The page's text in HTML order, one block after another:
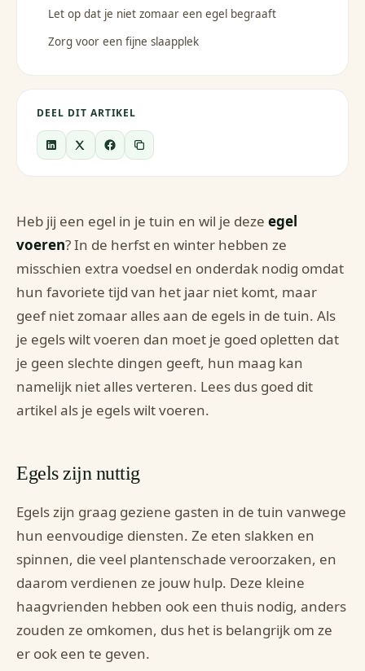
Let op dat je niet zomaar een egel begraaft
Zorg voor een fijne slaapplek
DEEL DIT ARTIKEL
Heb jij een egel in je tuin en wil je deze egel
voeren? In de herfst en winter hebben ze
misschien extra voedsel en onderdak nodig omdat
hun favoriete tijd van het jaar niet komt, maar
geef niet zomaar alles aan de egels in de tuin. Als
je egels wilt voeren dan moet je goed opletten dat
je geen slechte dingen geeft, hun maag kan
namelijk niet alles verteren. Lees dus goed dit
artikel als je egels wilt voeren.
Egels zijn nuttig
Egels zijn graag geziene gasten in de tuin vanwege
hun eenvoudige diensten. Ze eten slakken en
spinnen, die veel plantenschade veroorzaken, en
daarom verdienen ze jouw hulp. Deze kleine
haagvrienden hebben ook een thuis nodig, anders
zouden ze omkomen, dus het is belangrijk om ze
er ook een te geven.